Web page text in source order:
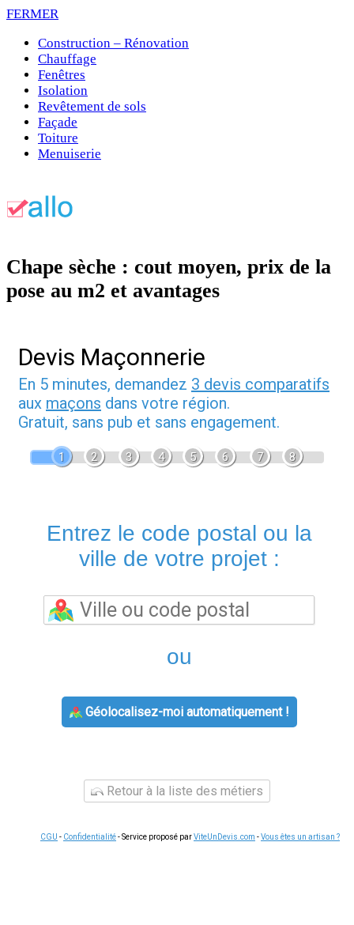
FERMER
Construction – Rénovation
Chauffage
Fenêtres
Isolation
Revêtement de sols
Façade
Toiture
Menuiserie
Chape sèche : cout moyen, prix de la
pose au m2 et avantages
Devis Maçonnerie
En 5 minutes, demandez 3 devis comparatifs
aux maçons dans votre région.
Gratuit, sans pub et sans engagement.
1 2 3 4 5 6 7 8
Entrez le code postal ou la
ville de votre projet :
ou
Géolocalisez-moi automatiquement !
Retour à la liste des métiers
CGU - Confidentialité- Service proposé parViteUnDevis.com -Vous êtes un artisan ?